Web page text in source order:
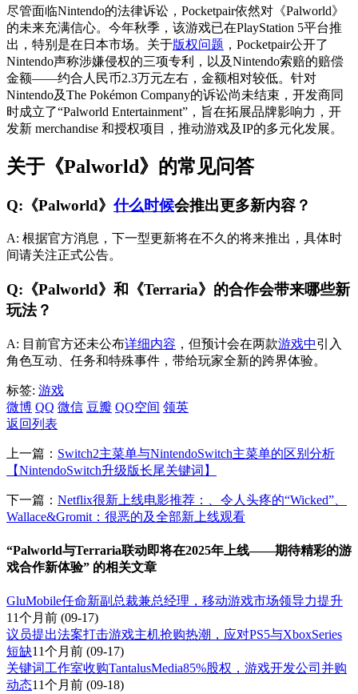
尽管面临Nintendo的法律诉讼，Pocketpair依然对《Palworld》
的未来充满信心。今年秋季，该游戏已在PlayStation 5平台推
出，特别是在日本市场。关于版权问题 ，Pocketpair公开了
Nintendo声称涉嫌侵权的三项专利，以及Nintendo索赔的赔偿
金额——约合人民币2.3万元左右，金额相对较低。针对
Nintendo及The Pokémon Company的诉讼尚未结束，开发商同
时成立了“Palworld Entertainment”，旨在拓展品牌影响力，开
发新 merchandise 和授权项目，推动游戏及IP的多元化发展。
关于《Palworld》的常见问答
Q:《Palworld》 什么时候会推出更多新内容？
A: 根据官方消息，下一型更新将在不久的将来推出，具体时
间请关注正式公告。
Q:《Palworld》和《Terraria》的合作会带来哪些新
玩法？
A: 目前官方还未公布详细内容 ，但预计会在两款游戏中引入
角色互动、任务和特殊事件，带给玩家全新的跨界体验。
标签: 游戏
微博 QQ 微信 豆瓣 QQ空间 领英
返回列表
上一篇： Switch2主菜单与NintendoSwitch主菜单的区别分析
【NintendoSwitch升级版长尾关键词】
下一篇： Netflix很新上线电影推荐：、令人头疼的“Wicked”、
Wallace&Gromit：很恶的及全部新上线观看
“Palworld与Terraria联动即将在2025年上线——期待精彩的游
戏合作新体验” 的相关文章
GluMobile任命新副总裁兼总经理，移动游戏市场领导力提升
11个月前 (09-17)
议员提出法案打击游戏主机抢购热潮，应对PS5与XboxSeries
短缺11个月前 (09-17)
关键词工作室收购TantalusMedia85%股权，游戏开发公司并购
动态11个月前 (09-18)